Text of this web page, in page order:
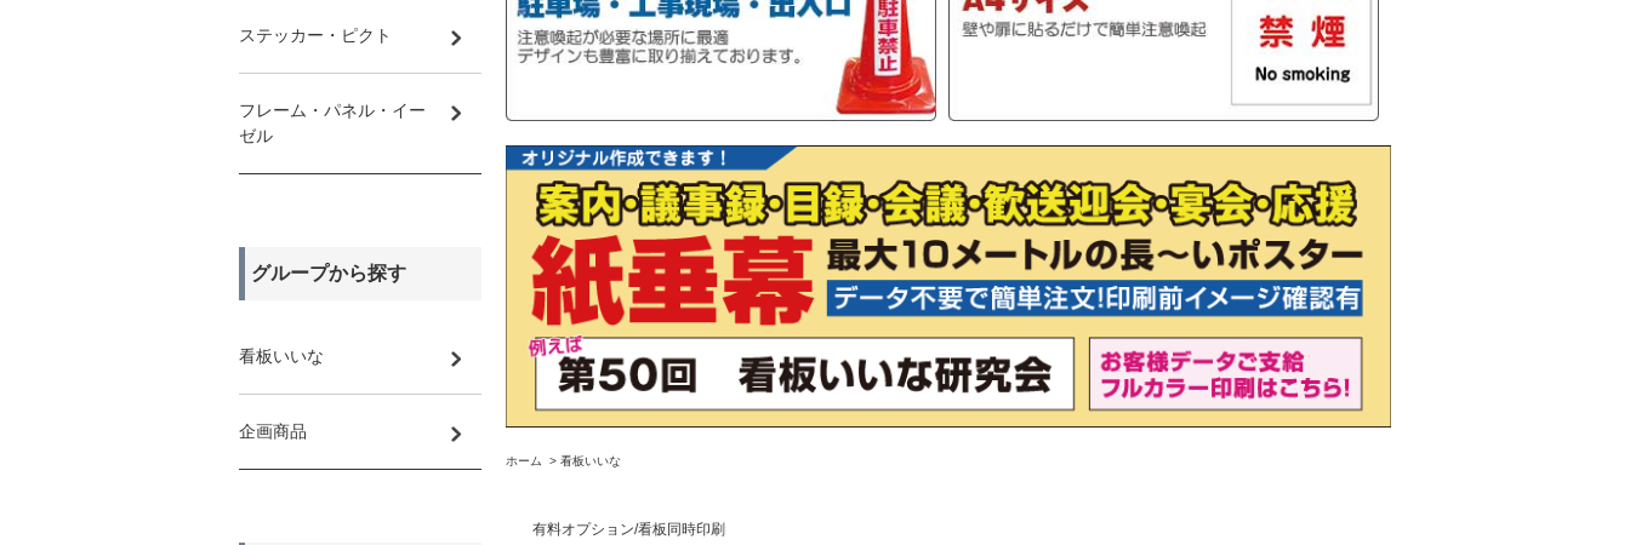
ホーム > 看板いいな
有料オプション/看板同時印刷
ステッカー・ピクト
フレーム・パネル・イー
ゼル
グループから探す
看板いいな
企画商品